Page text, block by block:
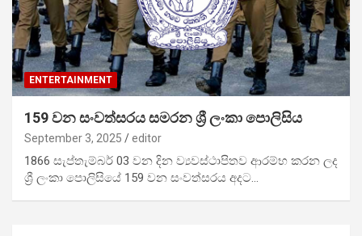
ENTERTAINMENT
159 වන සංවත්සරය සමරන ශ්‍රී ලංකා පොලිසිය
September 3, 2025 editor
1866 සැප්තැම්බර් 03 වන දින ව්‍යවස්ථාපිතව ආරම්භ කරන ලද
ශ්‍රී ලංකා පොලිසියේ 159 වන සංවත්සරය අදට…